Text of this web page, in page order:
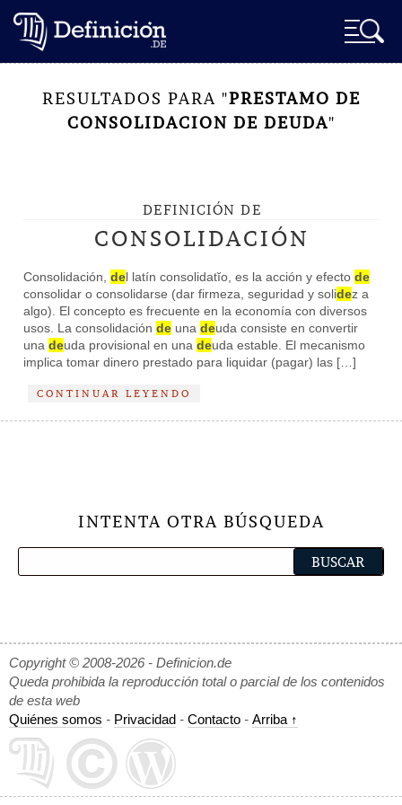
RESULTADOS PARA "PRESTAMO DE
CONSOLIDACION DE DEUDA"
DEFINICIÓN DE
CONSOLIDACIÓN
Consolidación, del latín consolidatĭo, es la acción y efecto de
consolidar o consolidarse (dar firmeza, seguridad y solidez a
algo). El concepto es frecuente en la economía con diversos
usos. La consolidación de una deuda consiste en convertir
una deuda provisional en una deuda estable. El mecanismo
implica tomar dinero prestado para liquidar (pagar) las […]
CONTINUAR LEYENDO
INTENTA OTRA BÚSQUEDA
Copyright © 2008-2026 - Definicion.de
Queda prohibida la reproducción total o parcial de los contenidos
de esta web
Quiénes somos - Privacidad - Contacto - Arriba ↑